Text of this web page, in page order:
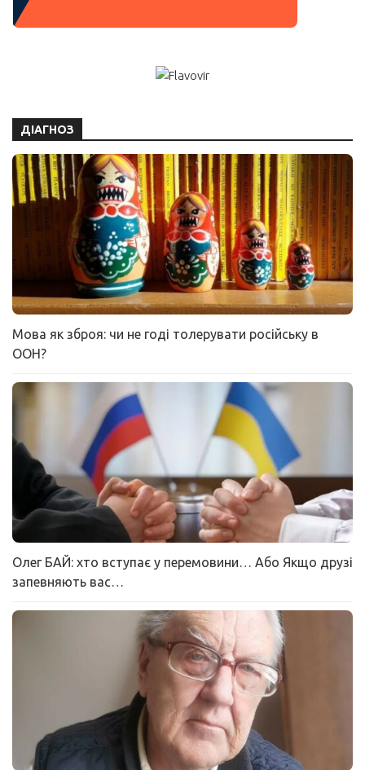
ДІАГНОЗ
Мова як зброя: чи не годі толерувати російську в
ООН?
Олег БАЙ: хто вступає у перемовини… Або Якщо друзі
запевняють вас…